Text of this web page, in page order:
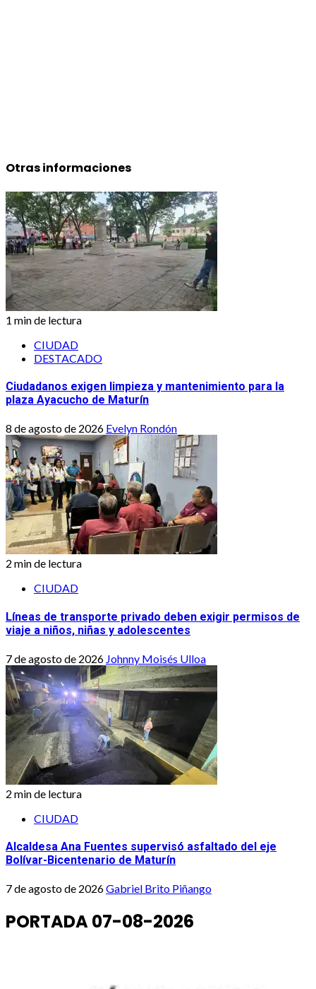
Otras informaciones
1 min de lectura
CIUDAD
DESTACADO
Ciudadanos exigen limpieza y mantenimiento para la
plaza Ayacucho de Maturín
8 de agosto de 2026 Evelyn Rondón
2 min de lectura
CIUDAD
Líneas de transporte privado deben exigir permisos de
viaje a niños, niñas y adolescentes
7 de agosto de 2026 Johnny Moisés Ulloa
2 min de lectura
CIUDAD
Alcaldesa Ana Fuentes supervisó asfaltado del eje
Bolívar-Bicentenario de Maturín
7 de agosto de 2026Gabriel Brito Piñango
PORTADA 07-08-2026